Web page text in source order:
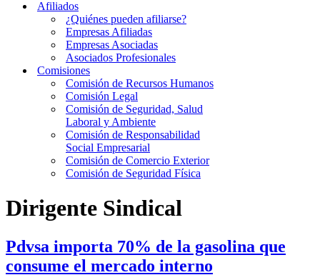
Afiliados
¿Quiénes pueden afiliarse?
Empresas Afiliadas
Empresas Asociadas
Asociados Profesionales
Comisiones
Comisión de Recursos Humanos
Comisión Legal
Comisión de Seguridad, Salud
Laboral y Ambiente
Comisión de Responsabilidad
Social Empresarial
Comisión de Comercio Exterior
Comisión de Seguridad Física
Dirigente Sindical
Pdvsa importa 70% de la gasolina que
consume el mercado interno